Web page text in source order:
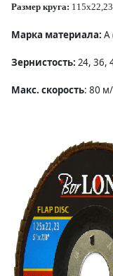
Скачать
Тигель
Муфель
Стержень
Пробка
Подставка
Лодочка
Контакт
Ковш
Размер круга:
Марка материала: А
Зернистость: 24, 36,
Макс. скорость: 80 м/